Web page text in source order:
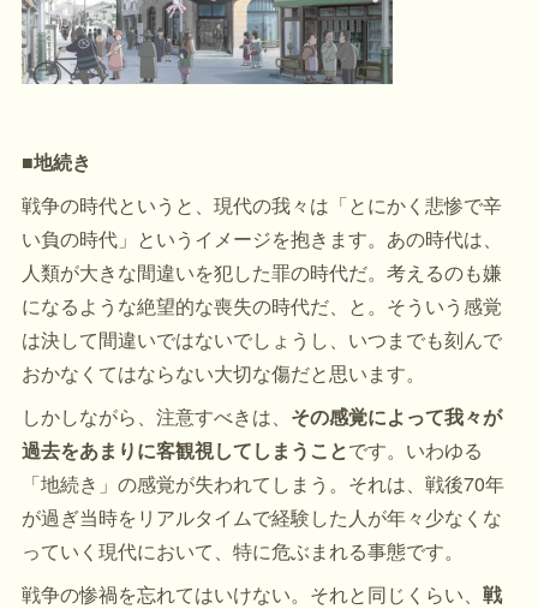
■地続き
戦争の時代というと、現代の我々は「とにかく悲惨で辛
い負の時代」というイメージを抱きます。あの時代は、
人類が大きな間違いを犯した罪の時代だ。考えるのも嫌
になるような絶望的な喪失の時代だ、と。そういう感覚
は決して間違いではないでしょうし、いつまでも刻んで
おかなくてはならない大切な傷だと思います。
しかしながら、注意すべきは、 その感覚によって我々が
過去をあまりに客観視してしまうことです。いわゆる
「地続き」の感覚が失われてしまう。それは、戦後70年
が過ぎ当時をリアルタイムで経験した人が年々少なくな
っていく現代において、特に危ぶまれる事態です。
戦争の惨禍を忘れてはいけない。それと同じくらい、戦